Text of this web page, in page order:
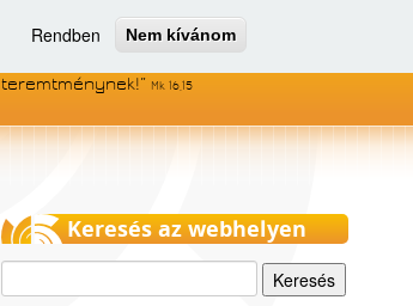
Rendben Nem kívánom
Menjetek el az egész világra, és
teremtménynek!
Mk 16,15
Keresés az webhelyen